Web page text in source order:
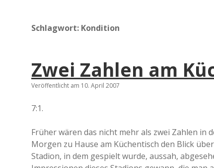
Schlagwort: Kondition
Zwei Zahlen am
Veröffentlicht am 10. April 2007
7:1.
Früher wären das nicht mehr als zwei Zahlen in
Morgen zu Hause am Küchentisch den Blick
Stadion, in dem gespielt wurde, aussah,